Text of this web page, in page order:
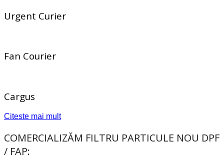
Urgent Curier
Fan Courier
Cargus
Citeste mai mult
COMERCIALIZĂM FILTRU PARTICULE NOU DPF
/ FAP: